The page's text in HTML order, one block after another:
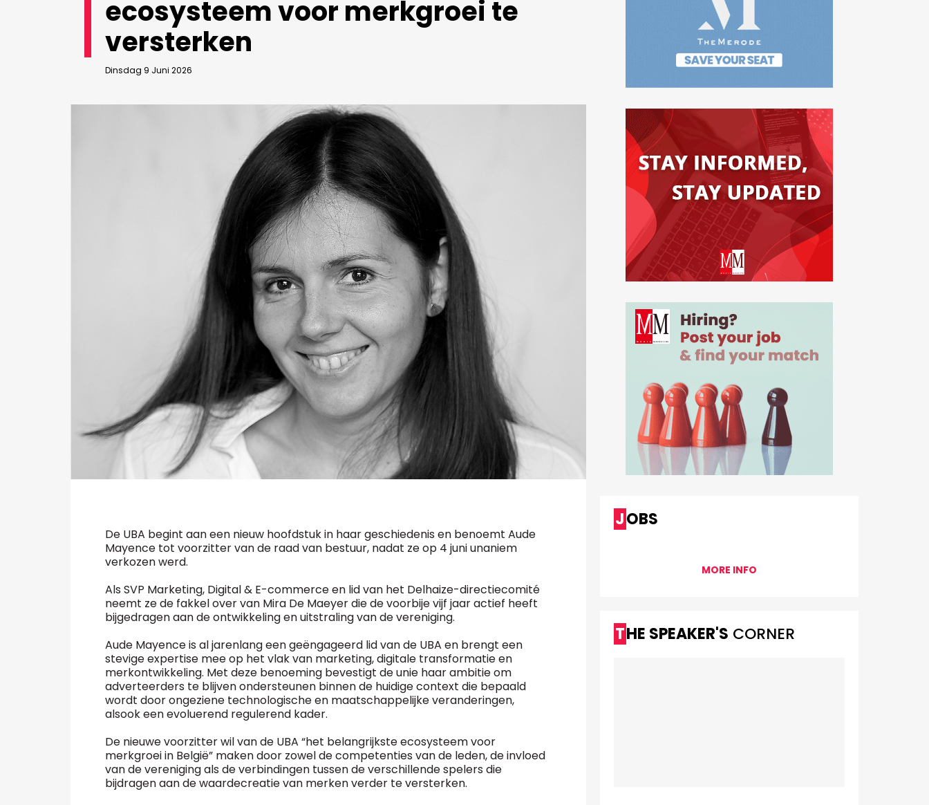
ecosysteem voor merkgroei te
versterken
Dinsdag 9 Juni 2026
De UBA begint aan een nieuw hoofdstuk in haar geschiedenis en benoemt Aude
Mayence tot voorzitter van de raad van bestuur, nadat ze op 4 juni unaniem
verkozen werd.
Als SVP Marketing, Digital & E-commerce en lid van het Delhaize-directiecomité
neemt ze de fakkel over van Mira De Maeyer die de voorbije vijf jaar actief heeft
bijgedragen aan de ontwikkeling en uitstraling van de vereniging.
Aude Mayence is al jarenlang een geëngageerd lid van de UBA en brengt een
stevige expertise mee op het vlak van marketing, digitale transformatie en
merkontwikkeling. Met deze benoeming bevestigt de unie haar ambitie om
adverteerders te blijven ondersteunen binnen de huidige context die bepaald
wordt door ongeziene technologische en maatschappelijke veranderingen,
alsook een evoluerend regulerend kader.
De nieuwe voorzitter wil van de UBA “het belangrijkste ecosysteem voor
merkgroei in België” maken door zowel de competenties van de leden, de invloed
van de vereniging als de verbindingen tussen de verschillende spelers die
bijdragen aan de waardecreatie van merken verder te versterken.
JOBS
MORE INFO
THE SPEAKER'S CORNER
BEVESTIGEN
Bedrijfsabonnement